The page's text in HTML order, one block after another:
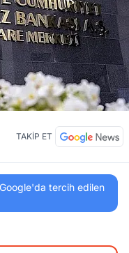
TAKİP ET
Google'da tercih edilen